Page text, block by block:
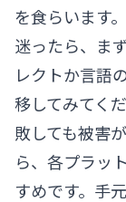
を食らいます。
迷ったら、ま
レクトか言語
移してみてく
敗しても被害
ら、各プラッ
すめです。手